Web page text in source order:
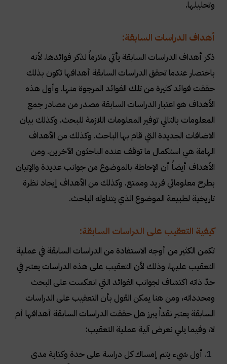
وتحليلها.
أهداف الدراسات السابقة:
ذكر أهداف الدراسات السابقة يأتي ملازماً لذكر فوائدها. لأنه
باختصار عندما تحقق الدراسات السابقة أهدافها تكون بذلك
حققت فوائد كثيرة من تلك الفوائد المرجوة منها. وأول هذه
الأهداف هو اعتبار الدراسات السابقة مصدر من مصادر جمع
المعلومات بالتالي توفير المعلومات اللازمة للبحث. وكذلك بيان
الاضافات الجديدة التي قام بها الباحث. وكذلك من الأهداف
الهامة هي استكمال ما توقف عنده الباحثون الآخرين. ومن
الأهداف أيضاً أن الإحاطة بالموضوع من جوانب عديدة والإتيان
بطرح معلوماتي فريد وممتع. وكذلك من الأهداف إيجاد نظرة
تاريخية لطبيعة الموضوع الذي يتناوله الباحث.
كيفية التعقيب على الدراسات السابقة:
تكمن الكثير من أوجه الاستفادة من الدراسات السابقة في عملية
التعقيب عليها، وذلك لأن التعقيب على هذه الدراسات يعتبر في
حدّ ذاته اكتشاف لجوانب الفوائد التي انعكست على البحث
ومحدداته، ومن هنا يمكن القول بأن التعقيب على الدراسات
السابقة يعتبر نقداً يبرز هل حققت الدراسات السابقة أهدافها أم
لا، وفيما يلي نعرض آلية عملية التعقيب:
أول شيء يتم إمساك كل دراسة على حدة وكتابة مدى